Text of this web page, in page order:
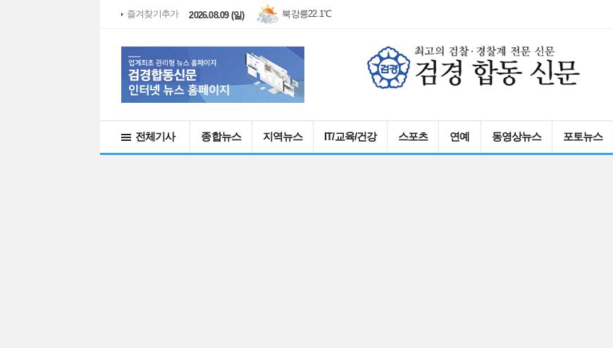
즐겨찾기추가 2026.08.09 (일) 북강릉22.1℃
전체기사 종합뉴스 지역뉴스 IT/교육/건강 스포츠 연예 동영상뉴스 포토뉴스